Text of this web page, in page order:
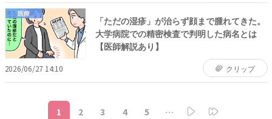
医療
「ただの湿疹」が治らず顔まで腫れてきた。
大学病院での精密検査で判明した病名とは
【医師解説あり】
2026/06/27 14:10 クリップ
1 2 3 4 5 …